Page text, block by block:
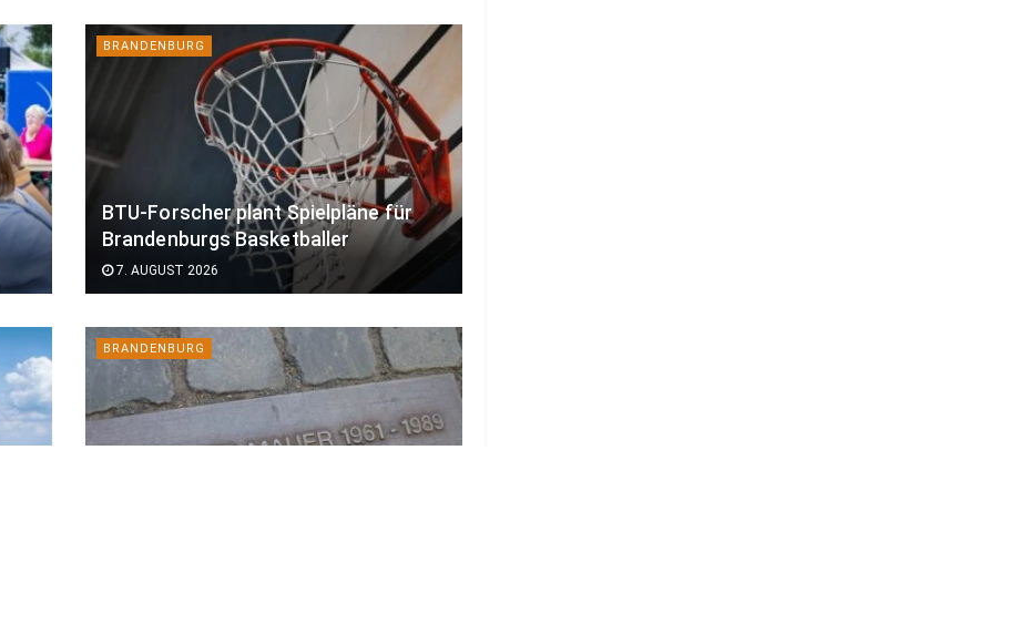
BRANDENBURG
BTU-Forscher plant Spielpläne für
Brandenburgs Basketballer
7. AUGUST 2026
BRANDENBURG